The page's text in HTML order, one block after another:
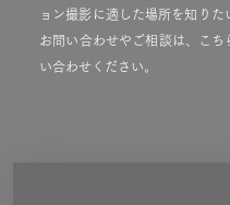
ョン撮影に適した場所を知り
お問い合わせやご相談は、こ
い合わせください。